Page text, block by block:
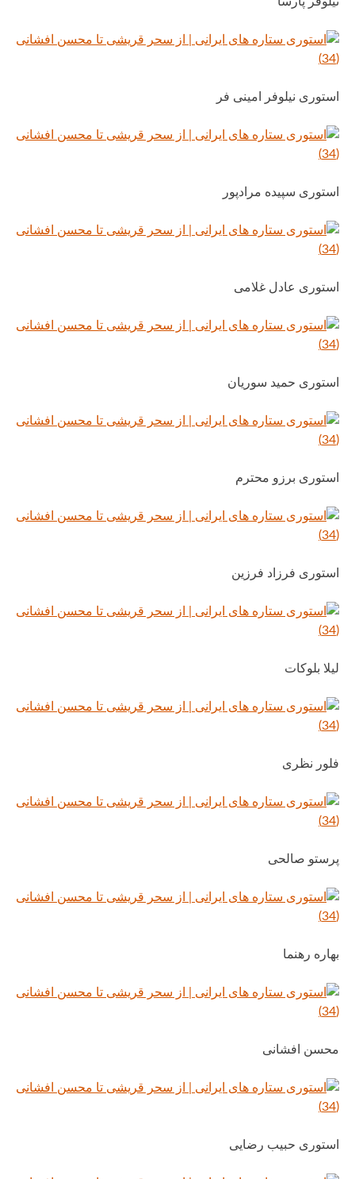
استوری نیلوفر امینی فر
استوری سپیده مرادپور
استوری عادل غلامی
استوری حمید سوریان
استوری برزو محترم
استوری فرزاد فرزین
لیلا بلوکات
فلور نظری
پرستو صالحی
بهاره رهنما
محسن افشانی
استوری حبیب رضایی